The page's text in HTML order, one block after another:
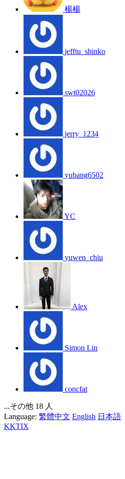
楊楊
jefftu_shinko
swt02026
jerry_1234
yubang6502
YC
yuwen_chiu
Alex
Simon Lin
concfat
...その他 18 人
Language: 繁體中文 English 日本語
KKTIX